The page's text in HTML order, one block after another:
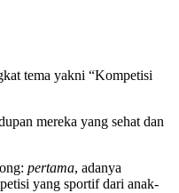
tema yakni “Kompetisi
mereka yang sehat dan
pertama, adanya
yang sportif dari anak-